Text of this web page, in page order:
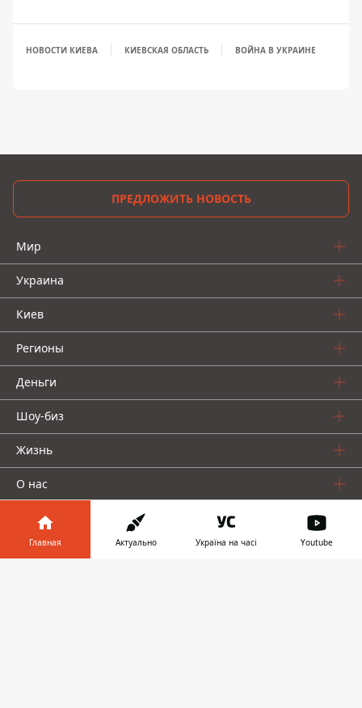
НОВОСТИ КИЕВА КИЕВСКАЯ ОБЛАСТЬ ВОЙНА В УКРАИНЕ
ПРЕДЛОЖИТЬ НОВОСТЬ
Мир
Украина
Киев
Регионы
Деньги
Шоу-биз
Жизнь
О нас
Главная Актуально Україна на часі Youtube